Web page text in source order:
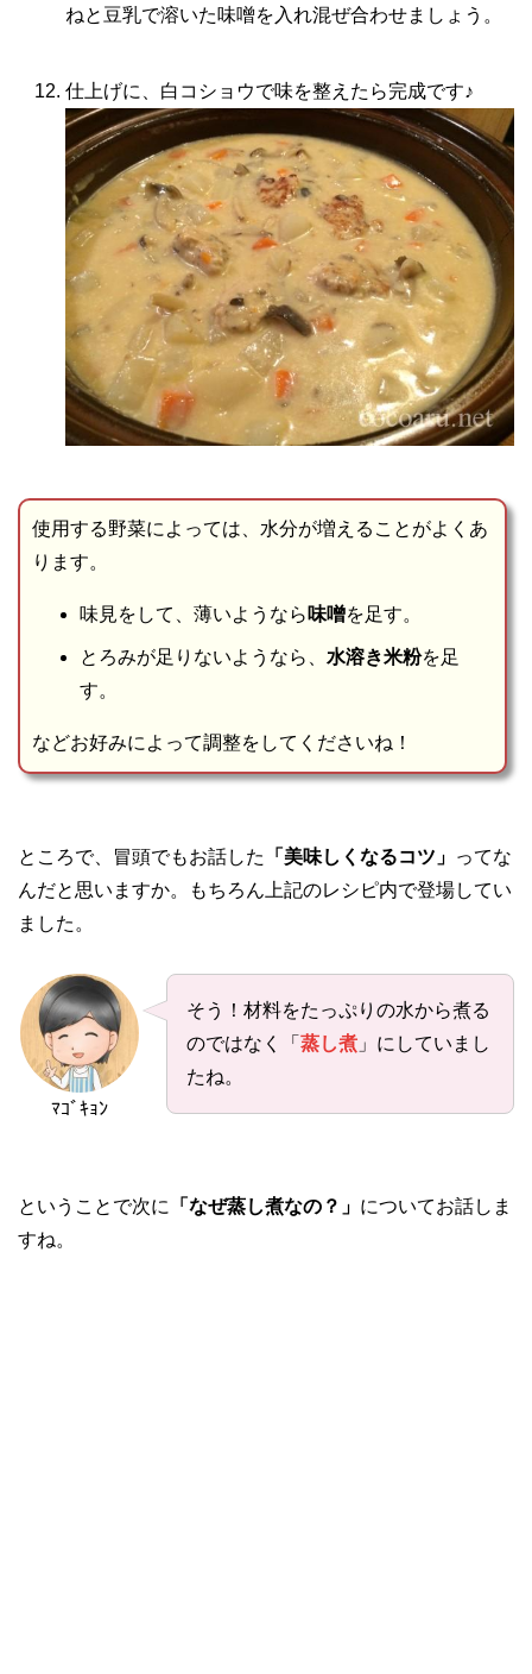
ねと豆乳で溶いた味噌を入れ混ぜ合わせましょう。
仕上げに、白コショウで味を整えたら完成です♪
使用する野菜によっては、水分が増えることがよくあ
ります。
味見をして、薄いようなら 味噌を足す。
とろみが足りないようなら、 水溶き米粉を足
す。
などお好みによって調整をしてくださいね！
ところで、冒頭でもお話した 「美味しくなるコツ」 ってな
んだと思いますか。もちろん上記のレシピ内で登場してい
ました。
ﾏｺﾞｷｮﾝ
そう！材料をたっぷりの水から煮る
のではなく「蒸し煮 」にしていまし
たね。
ということで次に 「なぜ蒸し煮なの？」 についてお話しま
すね。